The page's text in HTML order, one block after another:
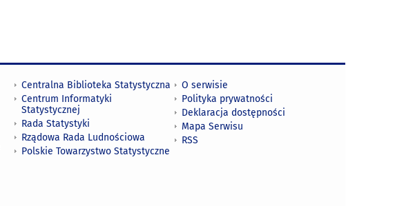
Centralna Biblioteka Statystyczna
Centrum Informatyki
Statystycznej
Rada Statystyki
Rządowa Rada Ludnościowa
Polskie Towarzystwo Statystyczne
O serwisie
Polityka prywatności
Deklaracja dostępności
Mapa Serwisu
RSS